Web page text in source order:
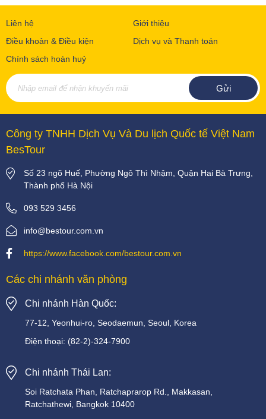
Liên hệ
Giới thiệu
Điều khoản & Điều kiện
Dịch vụ và Thanh toán
Chính sách hoàn huỷ
Công ty TNHH Dịch Vụ Và Du lịch Quốc tế Việt Nam
BesTour
Số 23 ngõ Huế, Phường Ngô Thì Nhậm, Quận Hai Bà Trưng,
Thành phố Hà Nội
093 529 3456
info@bestour.com.vn
https://www.facebook.com/bestour.com.vn
Các chi nhánh văn phòng
Chi nhánh Hàn Quốc:
77-12, Yeonhui-ro, Seodaemun, Seoul, Korea
Điện thoại: (82-2)-324-7900
Chi nhánh Thái Lan:
Soi Ratchata Phan, Ratchaprarop Rd.,
Makkasan,
Ratchathewi, Bangkok 10400